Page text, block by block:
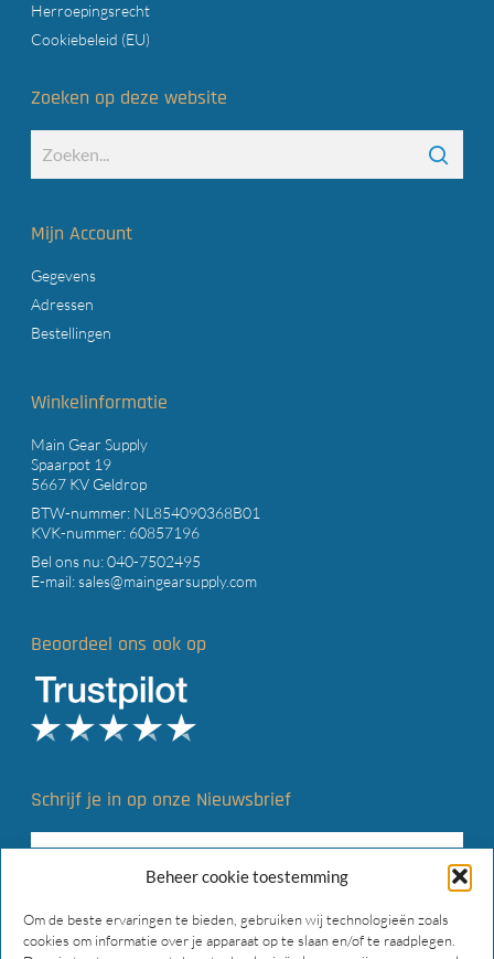
Beheer cookie toestemming
Om de beste ervaringen te bieden, gebruiken wij technologieën zoals
cookies om informatie over je apparaat op te slaan en/of te raadplegen.
Herroepingsrecht
Cookiebeleid (EU)
Zoeken op deze website
Mijn Account
Gegevens
Adressen
Bestellingen
Winkelinformatie
Main Gear Supply
Spaarpot 19
5667 KV Geldrop
BTW-nummer: NL854090368B01
KVK-nummer: 60857196
Bel ons nu:040-7502495
E-mail:sales@maingearsupply.com
Beoordeel ons ook op
Schrijf je in op onze Nieuwsbrief